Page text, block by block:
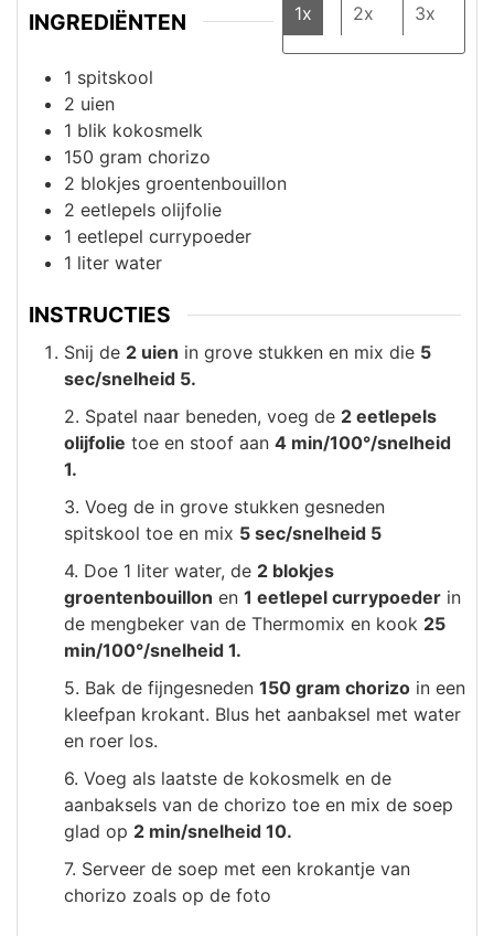
INGREDIËNTEN 1x 2x 3x
1 spitskool
2 uien
1 blik kokosmelk
150 gram chorizo
2 blokjes groentenbouillon
2 eetlepels olijfolie
1 eetlepel currypoeder
1 liter water
INSTRUCTIES
Snij de 2 uien in grove stukken en mix die 5
sec/snelheid 5.
2. Spatel naar beneden, voeg de 2 eetlepels
olijfolie toe en stoof aan 4 min/100°/snelheid
1.
3. Voeg de in grove stukken gesneden
spitskool toe en mix 5 sec/snelheid 5
4. Doe 1 liter water, de 2 blokjes
groentenbouillon en 1 eetlepel currypoeder in
de mengbeker van de Thermomix en kook 25
min/100°/snelheid 1.
5. Bak de fijngesneden 150 gram chorizo in een
kleefpan krokant. Blus het aanbaksel met water
en roer los.
6. Voeg als laatste de kokosmelk en de
aanbaksels van de chorizo toe en mix de soep
glad op 2 min/snelheid 10.
7. Serveer de soep met een krokantje van
chorizo zoals op de foto